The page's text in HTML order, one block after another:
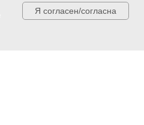
Я согласен/согласна